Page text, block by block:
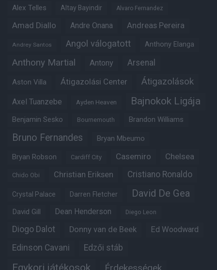
Alex Telles Altay Bayindir Alvaro Fernandez
Amad Diallo Andre Onana Andreas Pereira
Andrey Santos Angol válogatott Anthony Elanga
Anthony Martial Antony Arsenal
Aston Villa Átigazolási Center Átigazolások
Axel Tuanzebe Ayden Heaven Bajnokok Ligája
Benjamin Sesko Bournemouth Brandon Williams
Bruno Fernandes Bryan Mbeumo
Bryan Robson Cardiff City Casemiro Chelsea
Chido Obi Christian Eriksen Cristiano Ronaldo
Crystal Palace Darren Fletcher David De Gea
David Gill Dean Henderson Diego Leon
Diogo Dalot Donny van de Beek Ed Woodward
Edinson Cavani Edzői stáb
Egykori játékosok